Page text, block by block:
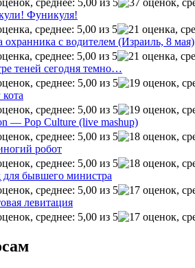
Фуникуля!
охранника с водителем (Израиль, 8 мая)
теней сегодня темно…
— Pop Culture (live mashup)
робот
для бывшего министра
левитация